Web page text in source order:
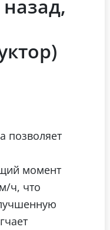
позволяет
момент
ч, что